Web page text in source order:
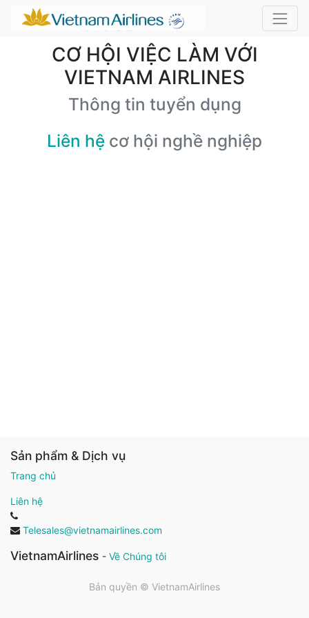
CƠ HỘI VIỆC LÀM VỚI
VIETNAM AIRLINES
Thông tin tuyển dụng
Liên hệ cơ hội nghề nghiệp
Sản phẩm & Dịch vụ
Trang chủ
Liên hệ
Telesales@vietnamairlines.com
VietnamAirlines - Về Chúng tôi
Bản quyền © VietnamAirlines